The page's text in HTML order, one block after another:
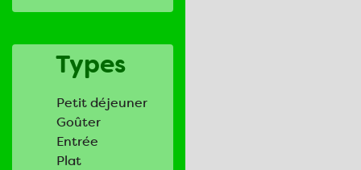
Types
Petit déjeuner
Goûter
Entrée
Plat